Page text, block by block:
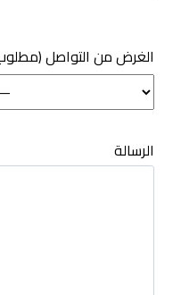
(مطلوب) الغرض من التواصل
الرسالة